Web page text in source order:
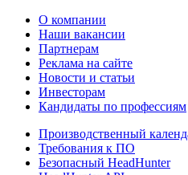
О компании
Наши вакансии
Партнерам
Реклама на сайте
Новости и статьи
Инвесторам
Кандидаты по профессиям
Производственный
Требования к ПО
Безопасный HeadHunter